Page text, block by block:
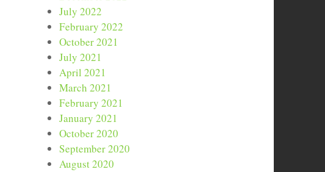
July 2022
February 2022
October 2021
July 2021
April 2021
March 2021
February 2021
January 2021
October 2020
September 2020
August 2020